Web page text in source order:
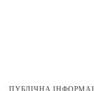
ПУБЛІЧНА